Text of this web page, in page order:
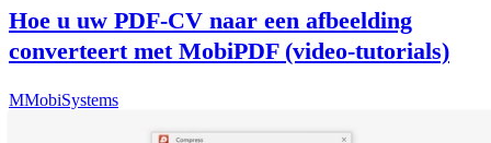
Hoe u uw PDF-CV naar een afbeelding
converteert met MobiPDF (video-tutorials)
MMobiSystems